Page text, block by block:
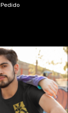
Pedido